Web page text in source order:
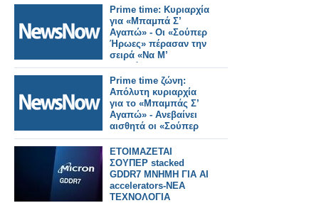
Prime time: Κυριαρχία
για «Μπαμπά Σ’
Αγαπώ» - Οι «Σούπερ
Ήρωες» πέρασαν την
σειρά «Να Μ’
Αγαπάς»
Prime time ζώνη:
Απόλυτη κυριαρχία
για το «Μπαμπάς Σ’
Αγαπώ» - Ανεβαίνει
αισθητά οι «Σούπερ
Ήρωες»
ΕΤΟΙΜΑΖΕΤΑΙ
ΣΟΥΠΕΡ stacked
GDDR7 ΜΝΗΜΗ ΓΙΑ AI
accelerators-ΝΕΑ
ΤΕΧΝΟΛΟΓΙΑ